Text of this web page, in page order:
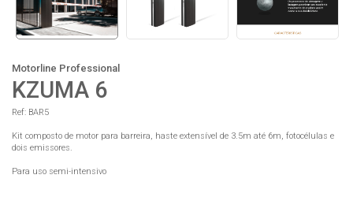
Motorline Professional
KZUMA 6
Ref: BAR5
Kit composto de motor para barreira, haste extensível de 3.5m até 6m, fotocélulas e
dois emissores.
Para uso semi-intensivo